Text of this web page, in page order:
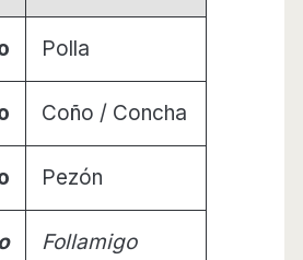
Polla
Coño / Concha
Pezón
Follamigo